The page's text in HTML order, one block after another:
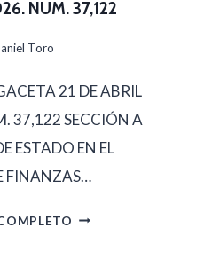
B
L
D
E
L
G
A
C
E
A
NUM. 37,122
Toro
21 DE ABRIL
37,122 SECCIÓN A
ESTADO EN EL
FINANZAS…
R